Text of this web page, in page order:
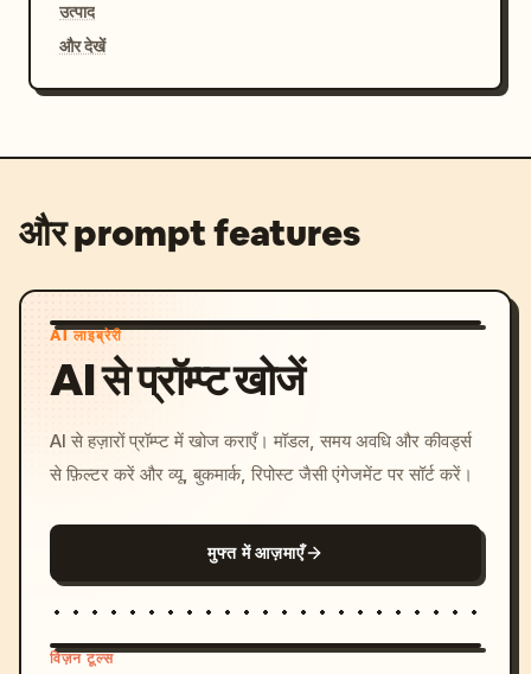
उत्पाद
और देखें
और prompt features
AI लाइब्रेरी
AI से प्रॉम्प्ट खोजें
AI से हज़ारों प्रॉम्प्ट में खोज कराएँ। मॉडल, समय अवधि और कीवर्ड्स
से फ़िल्टर करें और व्यू, बुकमार्क, रिपोस्ट जैसी एंगेजमेंट पर सॉर्ट करें।
मुफ्त में आज़माएँ
विज़न टूल्स